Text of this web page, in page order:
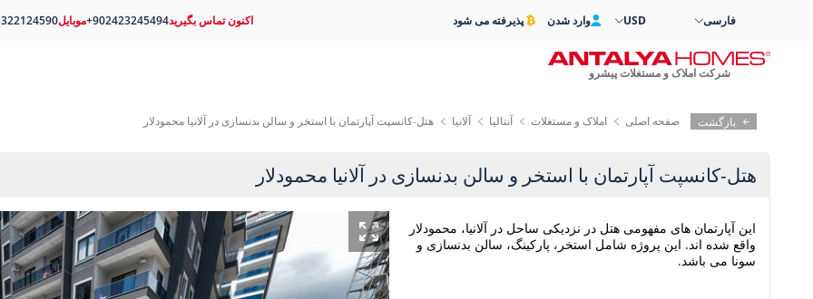
بازگشت صفحه اصلی املاک و مستغلات آنتالیا آلانیا هتل-کانسپت آپارتمان با استخر و سالن بدنسازی در آلانیا محمودلار
هتل-کانسپت آپارتمان با استخر و سالن بدنسازی در آلانیا محمودلار
این آپارتمان های مفهومی هتل در نزدیکی ساحل در آلانیا، محمودلار
واقع شده اند. این پروژه شامل استخر، پارکینگ، سالن بدنسازی و
سونا می باشد.
فارسی USD وارد شدن پذیرفته می شود
شرکت املاک و مستغلات پیشرو
اکنون تماس بگیرید+902423245494موبایل